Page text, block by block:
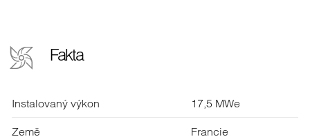
Fakta
Instalovaný výkon 17,5 MWe
Země Francie